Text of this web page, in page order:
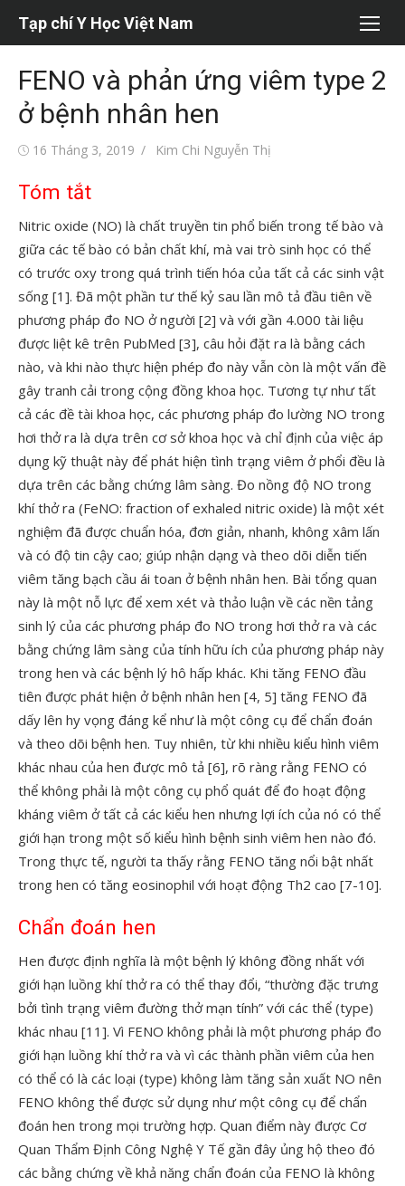
dung
Tạp chí Y Học Việt Nam
FENO và phản ứng viêm type 2
ở bệnh nhân hen
Đăng16 Tháng 3, 2019
Tác
Kim Chi Nguyễn Thị
Tóm tắt
Nitric oxide (NO) là chất truyền tin phổ biến trong tế bào và
giữa các tế bào có bản chất khí, mà vai trò sinh học có thể
có trước oxy trong quá trình tiến hóa của tất cả các sinh vật
sống [1]. Đã một phần tư thế kỷ sau lần mô tả đầu tiên về
phương pháp đo NO ở người [2] và với gần 4.000 tài liệu
được liệt kê trên PubMed [3], câu hỏi đặt ra là bằng cách
nào, và khi nào thực hiện phép đo này vẫn còn là một vấn đề
gây tranh cải trong cộng đồng khoa học. Tương tự như tất
cả các đề tài khoa học, các phương pháp đo lường NO trong
hơi thở ra là dựa trên cơ sở khoa học và chỉ định của việc áp
dụng kỹ thuật này để phát hiện tình trạng viêm ở phổi đều là
dựa trên các bằng chứng lâm sàng. Đo nồng độ NO trong
khí thở ra (FeNO: fraction of exhaled nitric oxide) là một xét
nghiệm đã được chuẩn hóa, đơn giản, nhanh, không xâm lấn
và có độ tin cậy cao; giúp nhận dạng và theo dõi diễn tiến
viêm tăng bạch cầu ái toan ở bệnh nhân hen. Bài tổng quan
này là một nỗ lực để xem xét và thảo luận về các nền tảng
sinh lý của các phương pháp đo NO trong hơi thở ra và các
bằng chứng lâm sàng của tính hữu ích của phương pháp này
trong hen và các bệnh lý hô hấp khác. Khi tăng FENO đầu
tiên được phát hiện ở bệnh nhân hen [4, 5] tăng FENO đã
dấy lên hy vọng đáng kể như là một công cụ để chẩn đoán
và theo dõi bệnh hen. Tuy nhiên, từ khi nhiều kiểu hình viêm
khác nhau của hen được mô tả [6], rõ ràng rằng FENO có
thể không phải là một công cụ phổ quát để đo hoạt động
kháng viêm ở tất cả các kiểu hen nhưng lợi ích của nó có thể
giới hạn trong một số kiểu hình bệnh sinh viêm hen nào đó.
Trong thực tế, người ta thấy rằng FENO tăng nổi bật nhất
trong hen có tăng eosinophil với hoạt động Th2 cao [7-10].
Chẩn đoán hen
Hen được định nghĩa là một bệnh lý không đồng nhất với
giới hạn luồng khí thở ra có thể thay đổi, “thường đặc trưng
bởi tình trạng viêm đường thở mạn tính” với các thể (type)
khác nhau [11]. Vì FENO không phải là một phương pháp đo
giới hạn luồng khí thở ra và vì các thành phần viêm của hen
có thể có là các loại (type) không làm tăng sản xuất NO nên
FENO không thể được sử dụng như một công cụ để chẩn
đoán hen trong mọi trường hợp. Quan điểm này được Cơ
Quan Thẩm Định Công Nghệ Y Tế gần đây ủng hộ theo đó
các bằng chứng về khả năng chẩn đoán của FENO là không